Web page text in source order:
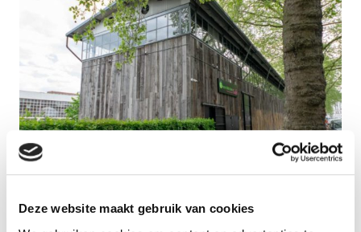
Deze website maakt gebruik van cookies
Green Kitchen @Quai01